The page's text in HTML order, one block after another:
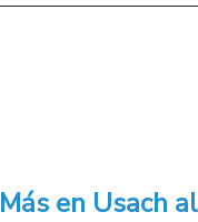
Más en Usach